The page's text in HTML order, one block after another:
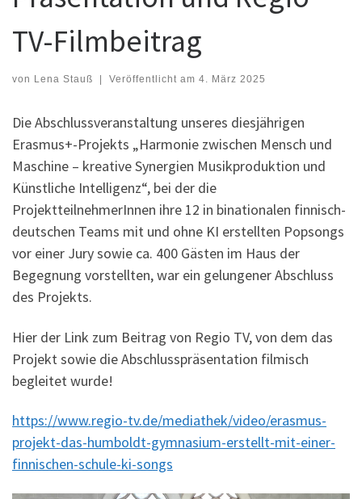
TV-Filmbeitrag
von Lena Stauß Veröffentlicht am 4. März 2025
Die Abschlussveranstaltung unseres diesjährigen
Erasmus+-Projekts „Harmonie zwischen Mensch und
Maschine – kreative Synergien Musikproduktion und
Künstliche Intelligenz“, bei der die
ProjektteilnehmerInnen ihre 12 in binationalen finnisch-
deutschen Teams mit und ohne KI erstellten Popsongs
vor einer Jury sowie ca. 400 Gästen im Haus der
Begegnung vorstellten, war ein gelungener Abschluss
des Projekts.
Hier der Link zum Beitrag von Regio TV, von dem das
Projekt sowie die Abschlusspräsentation filmisch
begleitet wurde!
https://www.regio-tv.de/mediathek/video/erasmus-
projekt-das-humboldt-gymnasium-erstellt-mit-einer-
finnischen-schule-ki-songs